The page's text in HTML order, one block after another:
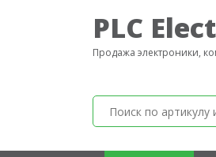
PLC
Продажа электроники,